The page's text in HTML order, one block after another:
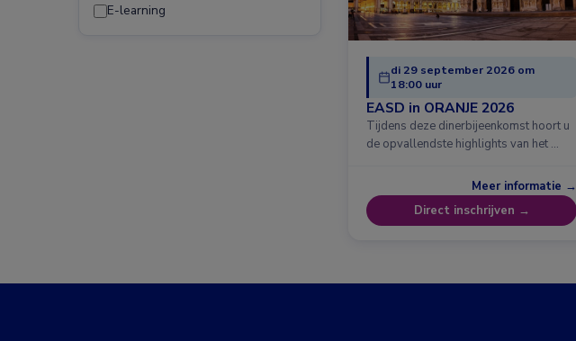
E-learning
di 29 september 2026 om
18:00 uur
EASD in ORANJE 2026
Tijdens deze dinerbijeenkomst hoort u
de opvallendste highlights van het …
Meer informatie →
Direct inschrijven →